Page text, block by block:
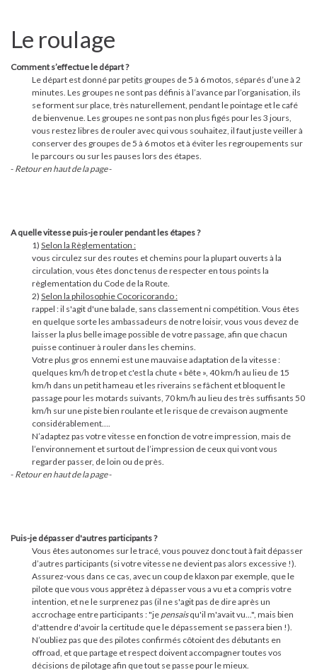
Le roulage
Comment s’effectue le départ ?
Le départ est donné par petits groupes de 5 à 6 motos, séparés d’une à 2
minutes. Les groupes ne sont pas définis à l’avance par l’organisation, ils
se forment sur place, très naturellement, pendant le pointage et le café
de bienvenue. Les groupes ne sont pas non plus figés pour les 3 jours,
vous restez libres de rouler avec qui vous souhaitez, il faut juste veiller à
conserver des groupes de 5 à 6 motos et à éviter les regroupements sur
le parcours ou sur les pauses lors des étapes.
- Retour en haut de la page-
A quelle vitesse puis-je rouler pendant les étapes ?
1) Selon la Règlementation :
vous circulez sur des routes et chemins pour la plupart ouverts à la
circulation, vous êtes donc tenus de respecter en tous points la
règlementation du Code de la Route.
2) Selon la philosophie Cocoricorando :
rappel : il s'agit d'une balade, sans classement ni compétition. Vous êtes
en quelque sorte les ambassadeurs de notre loisir, vous vous devez de
laisser la plus belle image possible de votre passage, afin que chacun
puisse continuer à rouler dans les chemins.
Votre plus gros ennemi est une mauvaise adaptation de la vitesse :
quelques km/h de trop et c'est la chute « bête », 40 km/h au lieu de 15
km/h dans un petit hameau et les riverains se fâchent et bloquent le
passage pour les motards suivants, 70 km/h au lieu des très suffisants 50
km/h sur une piste bien roulante et le risque de crevaison augmente
considérablement….
N’adaptez pas votre vitesse en fonction de votre impression, mais de
l’environnement et surtout de l’impression de ceux qui vont vous
regarder passer, de loin ou de près.
- Retour en haut de la page-
Puis-je dépasser d'autres participants ?
Vous êtes autonomes sur le tracé, vous pouvez donc tout à fait dépasser
d’autres participants (si votre vitesse ne devient pas alors excessive !).
Assurez-vous dans ce cas, avec un coup de klaxon par exemple, que le
pilote que vous vous apprêtez à dépasser vous a vu et a compris votre
intention, et ne le surprenez pas (il ne s'agit pas de dire après un
accrochage entre participants : "je pensaisqu'il m'avait vu...", mais bien
d'attendre d'avoir la certitude que le dépassement se passera bien !).
N’oubliez pas que des pilotes confirmés côtoient des débutants en
offroad, et que partage et respect doivent accompagner toutes vos
décisions de pilotage afin que tout se passe pour le mieux.